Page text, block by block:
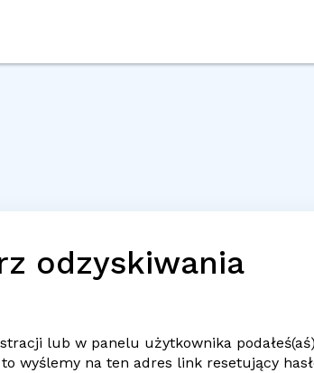
odzyskiwania
lub w panelu użytkownika podałeś(aś)
wyślemy na ten adres link resetujący